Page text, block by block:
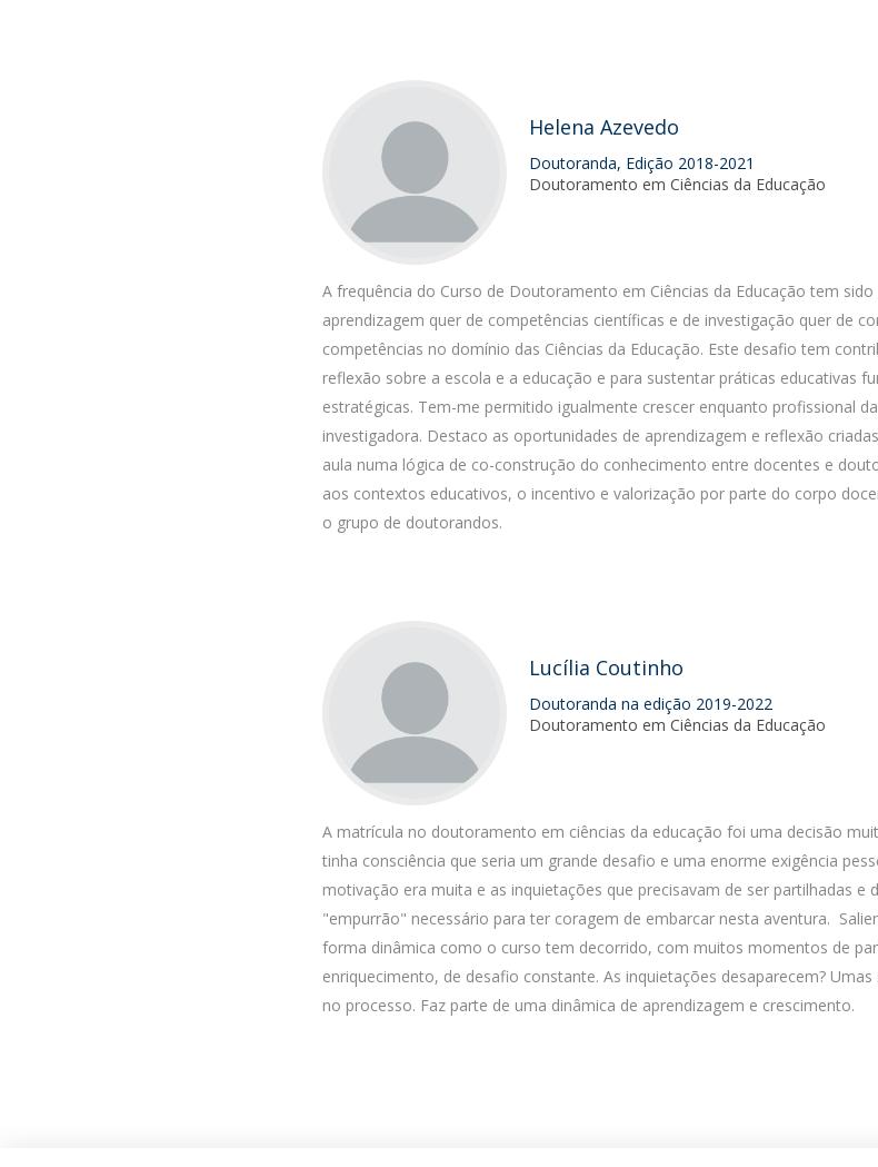
Helena Azevedo
Doutoranda, Edição 2018-2021
Doutoramento em Ciências da Educação
A frequência do Curso de Doutoramento em Ciências da Educação tem
aprendizagem quer de competências científicas e de investigação quer de
competências no domínio das Ciências da Educação. Este desafio tem
reflexão sobre a escola e a educação e para sustentar práticas educativas
estratégicas. Tem-me permitido igualmente crescer enquanto profissional
investigadora. Destaco as oportunidades de aprendizagem e reflexão
aula numa lógica de co-construção do conhecimento entre docentes e
aos contextos educativos, o incentivo e valorização por parte do corpo
o grupo de doutorandos.
Lucília Coutinho
Doutoranda na edição 2019-2022
Doutoramento em Ciências da Educação
A matrícula no doutoramento em ciências da educação foi uma decisão
tinha consciência que seria um grande desafio e uma enorme exigência
motivação era muita e as inquietações que precisavam de ser partilhadas e
"empurrão" necessário para ter coragem de embarcar nesta aventura.
forma dinâmica como o curso tem decorrido, com muitos momentos de
enriquecimento, de desafio constante. As inquietações desaparecem?
no processo. Faz parte de uma dinâmica de aprendizagem e crescimento.